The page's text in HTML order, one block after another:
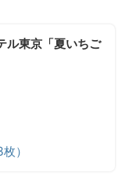
ル東京「夏いちご
）